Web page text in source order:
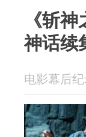
《斩
神话续
电影幕后